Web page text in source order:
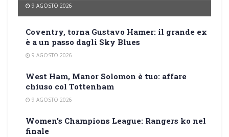
9 AGOSTO 2026
Coventry, torna Gustavo Hamer: il grande ex
è a un passo dagli Sky Blues
9 AGOSTO 2026
West Ham, Manor Solomon è tuo: affare
chiuso col Tottenham
9 AGOSTO 2026
Women’s Champions League: Rangers ko nel
finale